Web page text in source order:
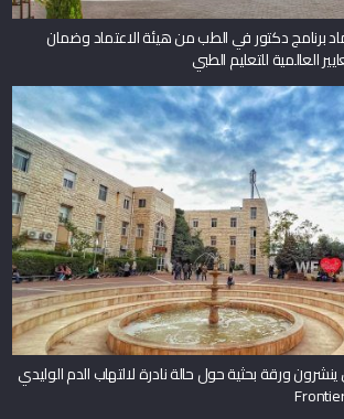
برنامج دكتور في الطب من هيئة الاعتماد وضمان
العالمية للتعليم الطبي
ورقة بحثية حول حالة نادرة لالتهاب الدم الوليدي